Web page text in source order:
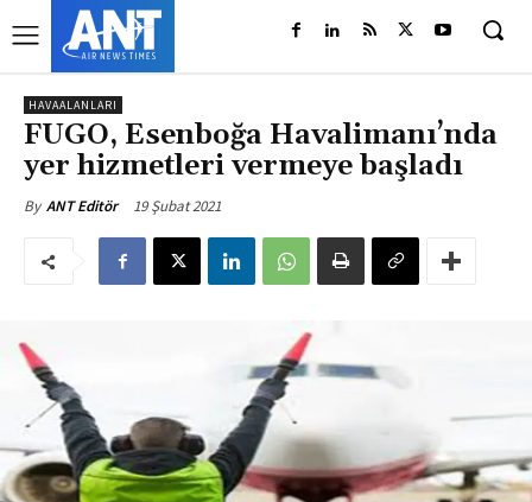
HAVAALANLARI
FUGO, Esenboğa Havalimanı’nda
yer hizmetleri vermeye başladı
By ANT Editör 19 Şubat 2021